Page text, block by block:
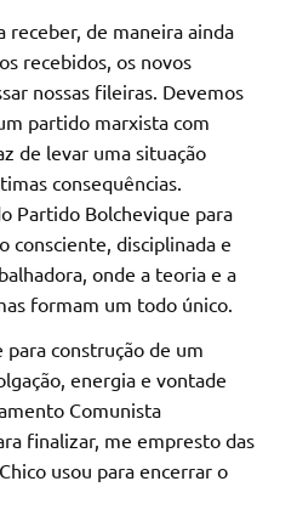
receber, de maneira ainda
recebidos, os novos
nossas fileiras. Devemos
partido marxista com
de levar uma situação
consequências.
Partido Bolchevique para
consciente, disciplinada e
onde a teoria e a
formam um todo único.
construção de um
energia e vontade
Comunista
finalizar, me empresto das
usou para encerrar o